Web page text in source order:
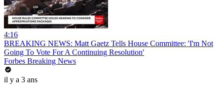
4:16
BREAKING NEWS: Matt Gaetz Tells House Committee: 'I'm Not
Going To Vote For A Continuing Resolution'
Forbes Breaking News
il y a 3 ans